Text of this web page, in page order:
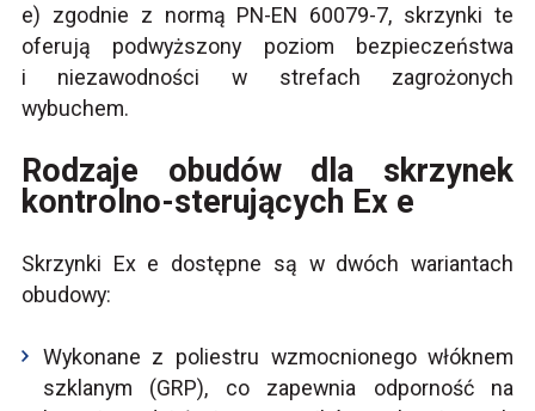
e) zgodnie z normą PN-EN 60079-7, skrzynki te
oferują podwyższony poziom bezpieczeństwa
i niezawodności w strefach zagrożonych
wybuchem.
Rodzaje obudów dla skrzynek
kontrolno-sterujących Ex e
Skrzynki Ex e dostępne są w dwóch wariantach
obudowy:
Wykonane z poliestru wzmocnionego włóknem
szklanym (GRP), co zapewnia odporność na